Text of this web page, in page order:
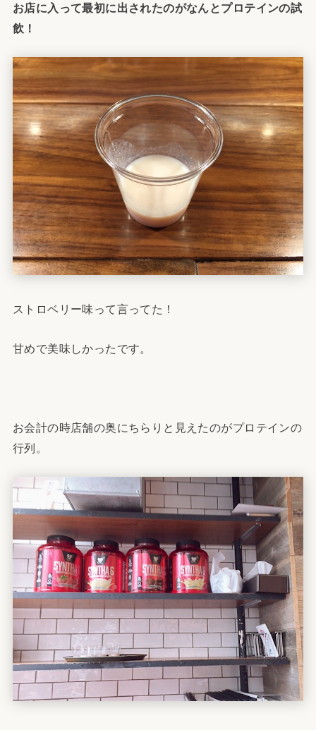
お店に入って最初に出されたのがなんとプロテインの試
飲！
ストロベリー味って言ってた！
甘めで美味しかったです。
お会計の時店舗の奥にちらりと見えたのがプロテインの
行列。